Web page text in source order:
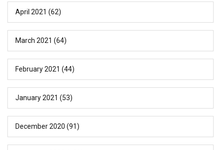
April 2021 (62)
March 2021 (64)
February 2021 (44)
January 2021 (53)
December 2020 (91)